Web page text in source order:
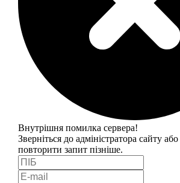
Внутрішня помилка сервера!
Зверніться до адміністратора сайту
повторити запит пізніше.